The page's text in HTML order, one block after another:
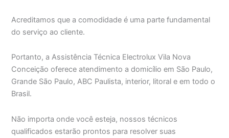
Acreditamos que a comodidade é uma parte fundamental
do serviço ao cliente.
Portanto, a Assistência Técnica Electrolux Vila Nova
Conceição oferece atendimento a domicílio em São Paulo,
Grande São Paulo, ABC Paulista, interior, litoral e em todo o
Brasil.
Não importa onde você esteja, nossos técnicos
qualificados estarão prontos para resolver suas